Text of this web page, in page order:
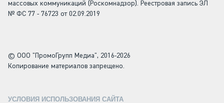
массовых коммуникаций (Роскомнадзор). Реестровая запись ЭЛ
№ ФС 77 - 76723 от 02.09.2019
© ООО "ПромоГрупп Медиа", 2016-2026
Копирование материалов запрещено.
УСЛОВИЯ ИСПОЛЬЗОВАНИЯ САЙТА